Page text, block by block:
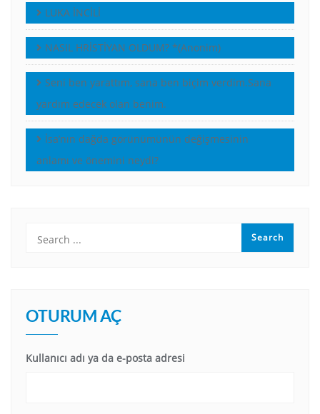
LUKA İNCİLİ
NASIL HRİSTİYAN OLDUM? *(Anonim)
Seni ben yarattım, sana ben biçim verdim.Sana
yardım edecek olan benim.
İsa’nın dağda görünümünün değişmesinin
anlamı ve önemini neydi?
OTURUM AÇ
Kullanıcı adı ya da e-posta adresi